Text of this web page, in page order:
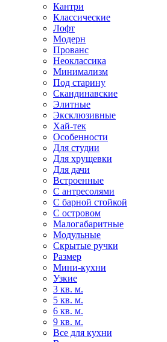
Кантри
Классические
Лофт
Модерн
Прованс
Неоклассика
Минимализм
Под старину
Скандинавские
Элитные
Эксклюзивные
Хай-тек
Особенности
Для студии
Для хрущевки
Для дачи
Встроенные
С антресолями
С барной стойкой
С островом
Малогабаритные
Модульные
Скрытые ручки
Размер
Мини-кухни
Узкие
3 кв. м.
5 кв. м.
6 кв. м.
9 кв. м.
Все для кухни